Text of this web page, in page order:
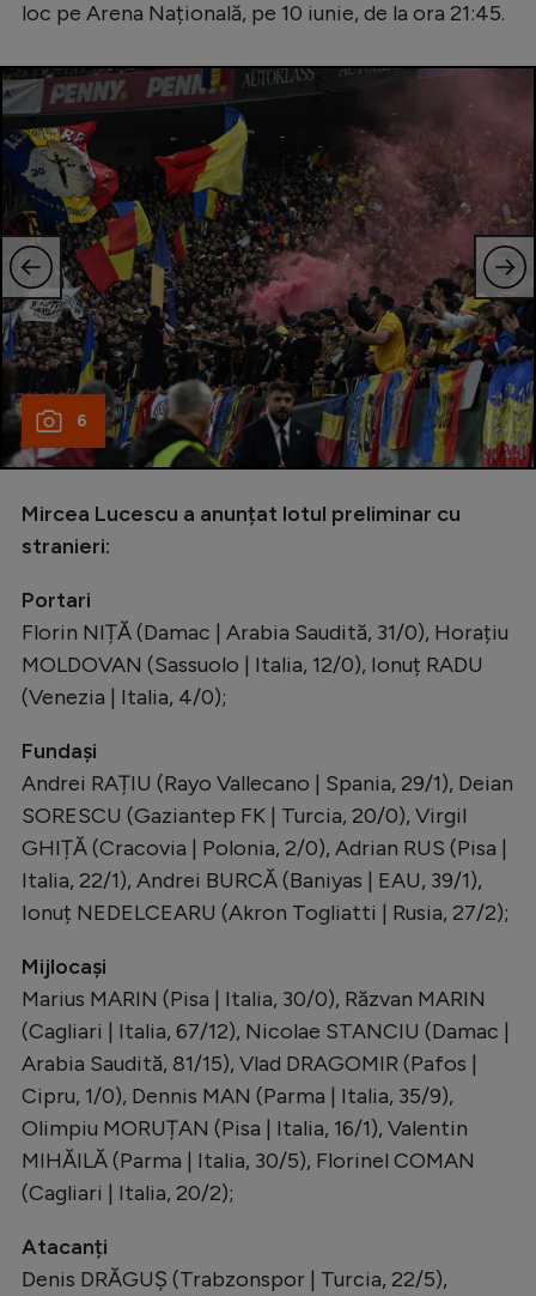
loc pe Arena Națională, pe 10 iunie, de la ora 21:45.
6
Mircea Lucescu a anunțat lotul preliminar cu
stranieri:
Portari
Florin NIȚĂ (Damac | Arabia Saudită, 31/0), Horațiu
MOLDOVAN (Sassuolo | Italia, 12/0), Ionuț RADU
(Venezia | Italia, 4/0);
Fundași
Andrei RAȚIU (Rayo Vallecano | Spania, 29/1), Deian
⁠SORESCU (Gaziantep FK | Turcia, 20/0), Virgil
⁠GHIȚĂ (Cracovia | Polonia, 2/0), Adrian RUS (Pisa |
Italia, 22/1), Andrei BURCĂ (Baniyas | EAU, 39/1),
Ionuț NEDELCEARU (Akron Togliatti | Rusia, 27/2);
Mijlocași
Marius MARIN (Pisa | Italia, 30/0), Răzvan MARIN
(Cagliari | Italia, 67/12), Nicolae STANCIU (Damac |
Arabia Saudită, 81/15), ⁠Vlad DRAGOMIR (Pafos |
Cipru, 1/0), Dennis MAN (Parma | Italia, 35/9),
Olimpiu MORUȚAN (Pisa | Italia, 16/1), Valentin
MIHĂILĂ (Parma | Italia, 30/5), Florinel COMAN
(Cagliari | Italia, 20/2);
Atacanți
Denis DRĂGUȘ (Trabzonspor | Turcia, 22/5),